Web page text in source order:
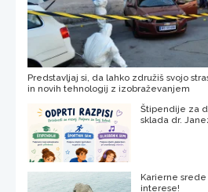
Predstavljaj si, da lahko združiš svojo
in novih tehnologij z izobraževanjem
Štipendije za
sklada dr.
Karierne
interese!